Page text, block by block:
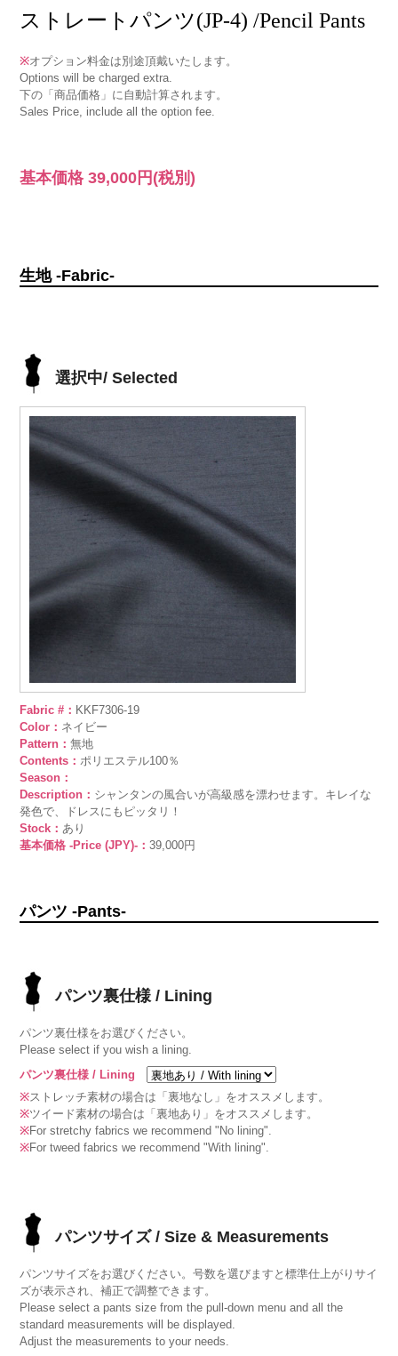
ストレートパンツ(JP-4) /Pencil Pants
※オプション料金は別途頂戴いたします。
Options will be charged extra.
下の「商品価格」に自動計算されます。
Sales Price, include all the option fee.
基本価格39,000円 (税別)
生地 -Fabric-
選択中/ Selected
Fabric #： KKF7306-19
Color： ネイビー
Pattern：無地
Contents：ポリエステル100％
Season：
Description： シャンタンの風合いが高級感を漂わせます。キレイな
発色で、ドレスにもピッタリ！
Stock：あり
基本価格 -Price (JPY)-：39,000円
パンツ -Pants-
パンツ裏仕様 / Lining
パンツ裏仕様をお選びください。
Please select if you wish a lining.
パンツ裏仕様 / Lining
※ストレッチ素材の場合は「裏地なし」をオススメします。
※ツイード素材の場合は「裏地あり」をオススメします。
※For stretchy fabrics we recommend "No lining".
※For tweed fabrics we recommend "With lining".
パンツサイズ / Size & Measurements
パンツサイズをお選びください。号数を選びますと標準仕上がりサイ
ズが表示され、補正で調整できます。
Please select a pants size from the pull-down menu and all the
standard measurements will be displayed.
Adjust the measurements to your needs.